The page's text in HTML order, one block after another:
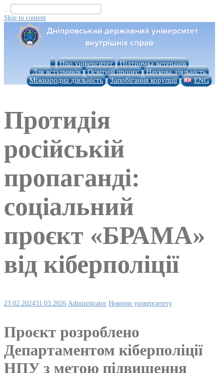
...
Skip to content
Про університет
Підтримка ветеранів
Для вступників
Освітній процес
Наукова діяльність
Міжнародна діяльність
Запобігання корупції ENG
Протидія
російській
пропаганді:
соціальний
проєкт «БРАМА»
від кіберполіції
23.02.202431.03.2026 Administrator Новини університету
Проєкт розроблено
Департаментом кіберполіції
НПУ з метою підвищення